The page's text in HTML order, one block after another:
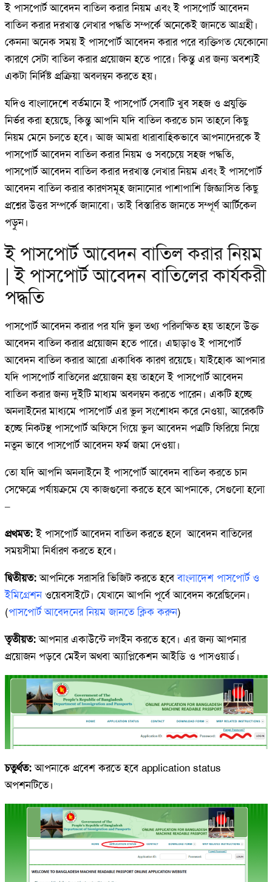
ই পাসপোর্ট আবেদন বাতিল করার নিয়ম এবং ই পাসপোর্ট আবেদন
বাতিল করার দরখাস্ত লেখার পদ্ধতি সম্পর্কে অনেকেই জানতে আগ্রহী।
কেননা অনেক সময় ই পাসপোর্ট আবেদন করার পরে ব্যক্তিগত যেকোনো
কারণে সেটা বাতিল করার প্রয়োজন হতে পারে। কিন্তু এর জন্য অবশ্যই
একটা নির্দিষ্ট প্রক্রিয়া অবলম্বন করতে হয়।
যদিও বাংলাদেশে বর্তমানে ই পাসপোর্ট সেবাটি খুব সহজ ও প্রযুক্তি
নির্ভর করা হয়েছে, কিন্তু আপনি যদি বাতিল করতে চান তাহলে কিছু
নিয়ম মেনে চলতে হবে। আজ আমরা ধারাবাহিকভাবে আপনাদেরকে ই
পাসপোর্ট আবেদন বাতিল করার নিয়ম ও সবচেয়ে সহজ পদ্ধতি,
পাসপোর্ট আবেদন বাতিল করার দরখাস্ত লেখার নিয়ম এবং ই পাসপোর্ট
আবেদন বাতিল করার কারণসমূহ জানানোর পাশাপাশি জিজ্ঞাসিত কিছু
প্রশ্নের উত্তর সম্পর্কে জানাবো। তাই বিস্তারিত জানতে সম্পূর্ণ আর্টিকেল
পড়ুন।
ই পাসপোর্ট আবেদন বাতিল করার নিয়ম
| ই পাসপোর্ট আবেদন বাতিলের কার্যকরী
পদ্ধতি
পাসপোর্ট আবেদন করার পর যদি ভুল তথ্য পরিলক্ষিত হয় তাহলে উক্ত
আবেদন বাতিল করার প্রয়োজন হতে পারে। এছাড়াও ই পাসপোর্ট
আবেদন বাতিল করার আরো একাধিক কারণ রয়েছে। যাইহোক আপনার
যদি পাসপোর্ট বাতিলের প্রয়োজন হয় তাহলে ই পাসপোর্ট আবেদন
বাতিল করার জন্য দুইটি মাধ্যম অবলম্বন করতে পারেন। একটি হচ্ছে
অনলাইনের মাধ্যমে পাসপোর্ট এর ভুল সংশোধন করে নেওয়া, আরেকটি
হচ্ছে নিকটস্থ পাসপোর্ট অফিসে গিয়ে ভুল আবেদন পত্রটি ফিরিয়ে নিয়ে
নতুন ভাবে পাসপোর্ট আবেদন ফর্ম জমা দেওয়া।
তো যদি আপনি অনলাইনে ই পাসপোর্ট আবেদন বাতিল করতে চান
সেক্ষেত্রে পর্যায়ক্রমে যে কাজগুলো করতে হবে আপনাকে, সেগুলো হলো
–
প্রথমত:ই পাসপোর্ট আবেদন বাতিল করতে হলে আবেদন বাতিলের
সময়সীমা নির্ধারণ করতে হবে।
দ্বিতীয়ত:আপনিকে সরাসরি ভিজিট করতে হবেবাংলাদেশ পাসপোর্ট ও
ইমিগ্রেশনওয়েবসাইটে। যেখানে আপনি পূর্বে আবেদন করেছিলেন।
(পাসপোর্ট আবেদনের নিয়ম জানতে ক্লিক করুন)
তৃতীয়ত:আপনার একাউন্টে লগইন করতে হবে। এর জন্য আপনার
প্রয়োজন পড়বে মেইল অথবা অ্যাপ্লিকেশন আইডি ও পাসওয়ার্ড।
চতুর্থত:আপনাকে প্রবেশ করতে হবে application status
অপশনটিতে।